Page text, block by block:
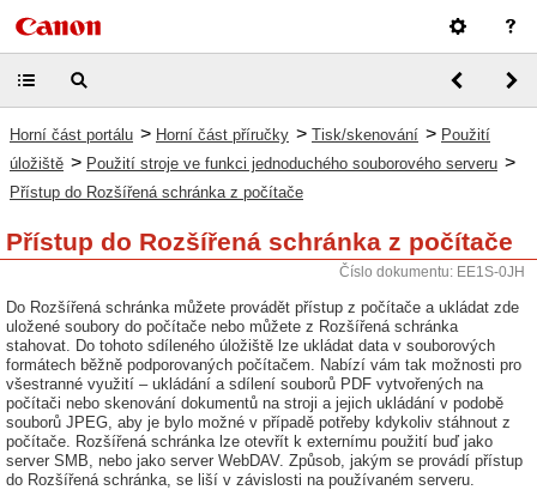
Horní část portálu > Horní část příručky > Tisk/skenování > Použití
úložiště > Použití stroje ve funkci jednoduchého souborového serveru >
Přístup do Rozšířená schránka z počítače
Přístup do Rozšířená schránka z počítače
Číslo dokumentu: EE1S-0JH
Do Rozšířená schránka můžete provádět přístup z počítače a ukládat zde
uložené soubory do počítače nebo můžete z Rozšířená schránka
stahovat. Do tohoto sdíleného úložiště lze ukládat data v souborových
formátech běžně podporovaných počítačem. Nabízí vám tak možnosti pro
všestranné využití – ukládání a sdílení souborů PDF vytvořených na
počítači nebo skenování dokumentů na stroji a jejich ukládání v podobě
souborů JPEG, aby je bylo možné v případě potřeby kdykoliv stáhnout z
počítače. Rozšířená schránka lze otevřít k externímu použití buď jako
server SMB, nebo jako server WebDAV. Způsob, jakým se provádí přístup
do Rozšířená schránka, se liší v závislosti na používaném serveru.